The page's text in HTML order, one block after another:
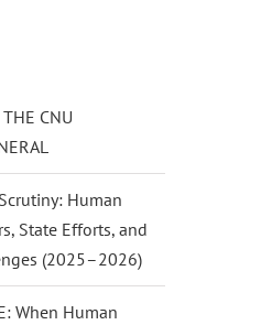
CNU
Human
State Efforts, and
(2025–2026)
When Human